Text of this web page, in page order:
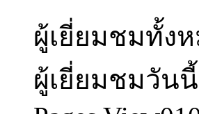
ผู้เยี่ยมชมทั้ง
ผู้เยี่ยมชมวันนี้